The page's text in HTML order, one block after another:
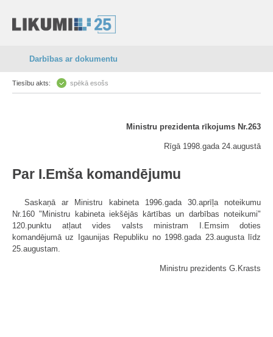
Darbības ar dokumentu
Tiesību akts: spēkā esošs
Ministru prezidenta rīkojums Nr.263
Rīgā 1998.gada 24.augustā
Par I.Emša komandējumu
Saskaņā ar Ministru kabineta 1996.gada 30.aprīļa noteikumu
Nr.160 "Ministru kabineta iekšējās kārtības un darbības noteikumi"
120.punktu atļaut vides valsts ministram I.Emsim doties
komandējumā uz Igaunijas Republiku no 1998.gada 23.augusta līdz
25.augustam.
Ministru prezidents G.Krasts